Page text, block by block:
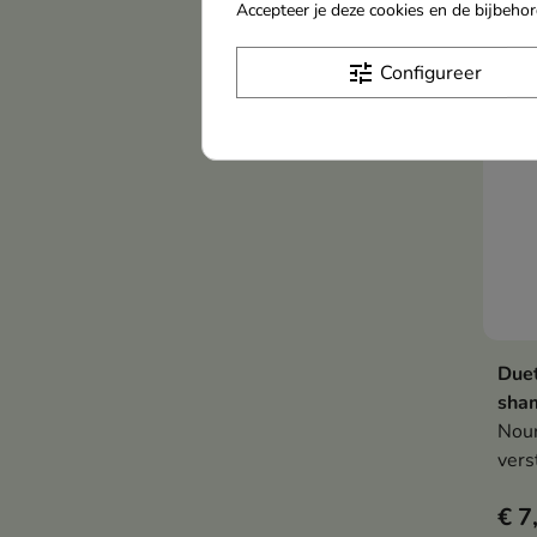
€
Accepteer je deze cookies en de
tune Configureer